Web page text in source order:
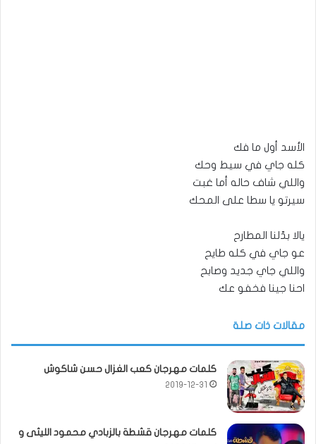
الأسد أول ما فك
كله جاي في سيط وحك
واللي شاف حاله أما غبت
سيرتو يا سطا على المحك
يالا بدّلنا المطارح
عو جاي في كله طايح
واللي جاي جديد وصابح
احنا جينا فخفو عك
مقالات ذات صلة
كلمات مهرجان كعب الغزال حسن شاكوش
2019-12-31
كلمات مهرجان قشطة بالزبادي محمود الليثى و